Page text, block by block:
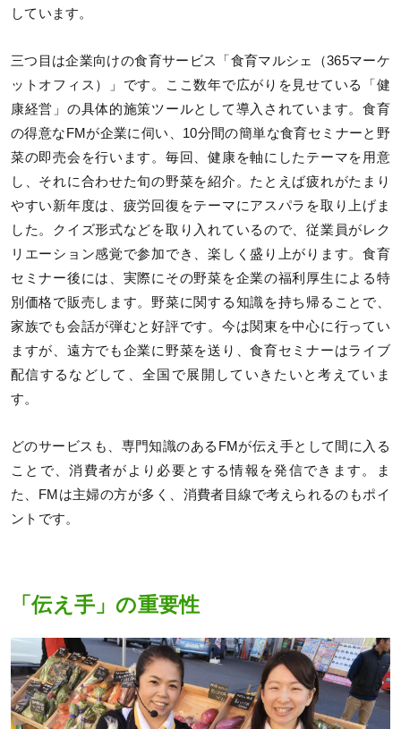
しています。
三つ目は企業向けの食育サービス「食育マルシェ（365マーケ
ットオフィス）」です。ここ数年で広がりを見せている「健
康経営」の具体的施策ツールとして導入されています。食育
の得意なFMが企業に伺い、10分間の簡単な食育セミナーと野
菜の即売会を行います。毎回、健康を軸にしたテーマを用意
し、それに合わせた旬の野菜を紹介。たとえば疲れがたまり
やすい新年度は、疲労回復をテーマにアスパラを取り上げま
した。クイズ形式などを取り入れているので、従業員がレク
リエーション感覚で参加でき、楽しく盛り上がります。食育
セミナー後には、実際にその野菜を企業の福利厚生による特
別価格で販売します。野菜に関する知識を持ち帰ることで、
家族でも会話が弾むと好評です。今は関東を中心に行ってい
ますが、遠方でも企業に野菜を送り、食育セミナーはライブ
配信するなどして、全国で展開していきたいと考えていま
す。
どのサービスも、専門知識のあるFMが伝え手として間に入る
ことで、消費者がより必要とする情報を発信できます。ま
た、FMは主婦の方が多く、消費者目線で考えられるのもポイ
ントです。
「伝え手」の重要性